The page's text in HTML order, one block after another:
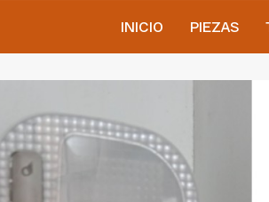
INICIO PIEZAS